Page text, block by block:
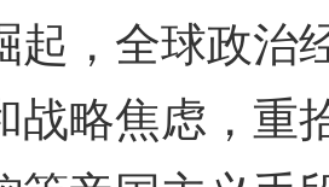
起，全球政治
战略焦虑，重